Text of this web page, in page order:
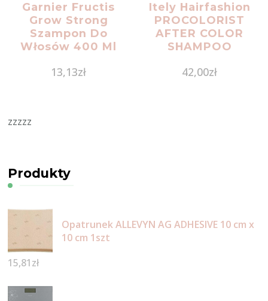
Garnier Fructis
Grow Strong
Szampon Do
Włosów 400 Ml
13,13zł
Itely Hairfashion
PROCOLORIST
AFTER COLOR
SHAMPOO
techniczny po
42,00zł
zzzzz
Produkty
Opatrunek ALLEVYN AG ADHESIVE 10 cm x
10 cm 1szt
15,81zł